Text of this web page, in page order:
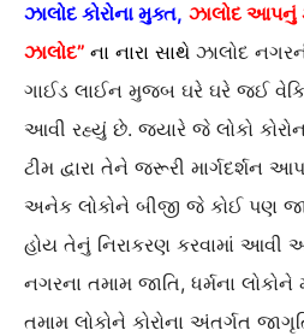
ઝાલોદ કોરોના મુક્ત, ઝાલોદ આપનું
ઝાલોદ” ના નારા સાથે ઝાલોદ
ગાઈડ લાઈન મુજબ ઘરે ઘરે જઈ
આવી રહ્યું છે. જયારે જે લોકો
ટીમ દ્વારા તેને જરૂરી
અનેક લોકોને બીજી જે કોઈ પણ
હોય તેનું નિરાકરણ કરવામાં
નગરના તમામ જાતિ, ધર્મના
તમામ લોકોને કોરોના અંતર્ગત